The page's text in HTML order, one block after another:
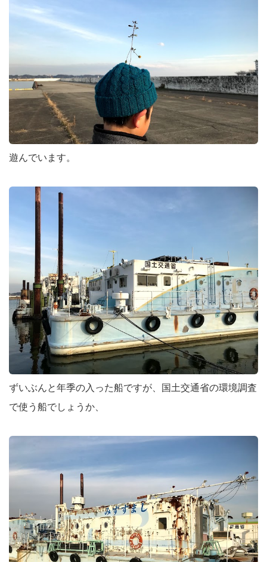
遊んでいます。
ずいぶんと年季の入った船ですが、国土交通省の環境調査
で使う船でしょうか、